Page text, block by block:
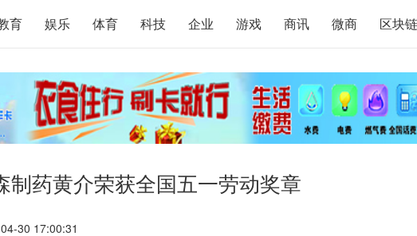
育 娱乐 体育 科技 企业 游戏 商讯 微商 区块链
药黄介荣获全国五一劳动奖章
30 17:00:31